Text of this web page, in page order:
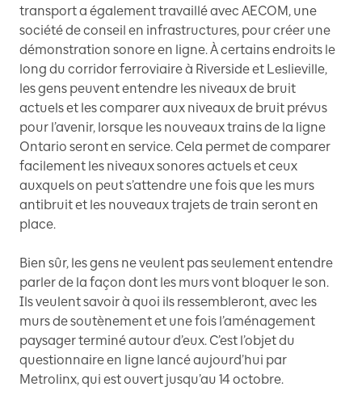
transport a également travaillé avec AECOM, une
société de conseil en infrastructures, pour créer une
démonstration sonore en ligne. À certains endroits le
long du corridor ferroviaire à Riverside et Leslieville,
les gens peuvent entendre les niveaux de bruit
actuels et les comparer aux niveaux de bruit prévus
pour l’avenir, lorsque les nouveaux trains de la ligne
Ontario seront en service. Cela permet de comparer
facilement les niveaux sonores actuels et ceux
auxquels on peut s’attendre une fois que les murs
antibruit et les nouveaux trajets de train seront en
place.
Bien sûr, les gens ne veulent pas seulement entendre
parler de la façon dont les murs vont bloquer le son.
Ils veulent savoir à quoi ils ressembleront, avec les
murs de soutènement et une fois l’aménagement
paysager terminé autour d’eux. C’est l’objet du
questionnaire en ligne lancé aujourd’hui par
Metrolinx, qui est ouvert jusqu’au 14 octobre.